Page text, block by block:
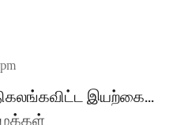
இயற்கை...
மக்கள்